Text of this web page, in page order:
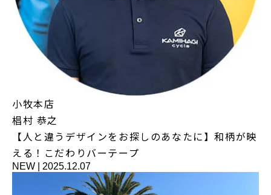
小牧本店
椙村 恭之
【人と違うデザインをお探しのあなたに】和柄が映
える！こだわりバーテープ
NEW 2025.12.07